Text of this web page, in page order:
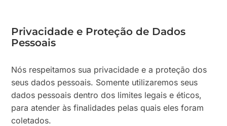
Privacidade e Proteção de Dados
Pessoais
Nós respeitamos sua privacidade e a proteção dos
seus dados pessoais. Somente utilizaremos seus
dados pessoais dentro dos limites legais e éticos,
para atender às finalidades pelas quais eles foram
coletados.